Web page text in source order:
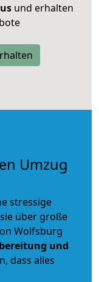
und erhalten
Umzug
stressige
über große
Wolfsburg
und
dass alles